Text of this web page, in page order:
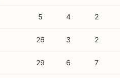
5 4 2
26 3 2
29 6 7